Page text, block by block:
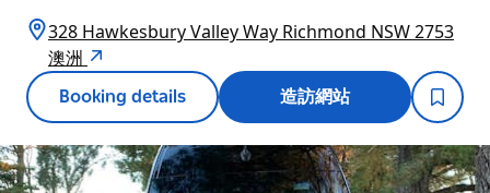
328 Hawkesbury Valley Way Richmond NSW 2753
澳洲
Booking details 造訪網站